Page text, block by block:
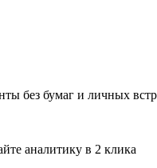
без бумаг и личных
аналитику в 2 клика